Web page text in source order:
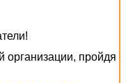
организации, пройдя